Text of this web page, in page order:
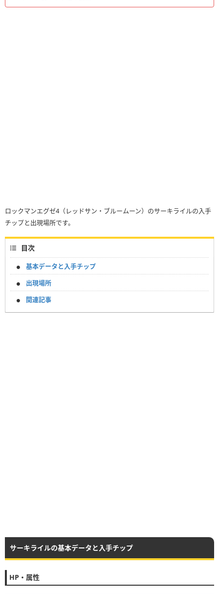
ロックマンエグゼ4（レッドサン・ブルームーン）のサーキライルの入手
チップと出現場所です。
目次
基本データと入手チップ
出現場所
関連記事
サーキライルの基本データと入手チップ
HP・属性